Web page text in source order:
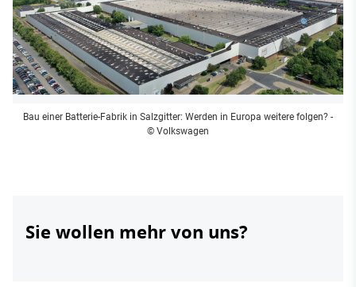
Bau einer Batterie-Fabrik in Salzgitter: Werden in Europa weitere folgen? -
© Volkswagen
Sie wollen mehr von uns?